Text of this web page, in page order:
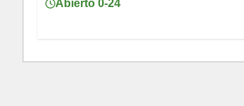
Abierto 0-24